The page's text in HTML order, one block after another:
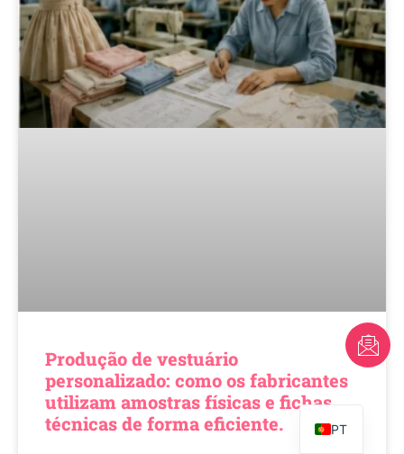
Produção de vestuário
personalizado: como os fabricantes
utilizam amostras físicas e fichas
técnicas de forma eficiente.
PT
FR